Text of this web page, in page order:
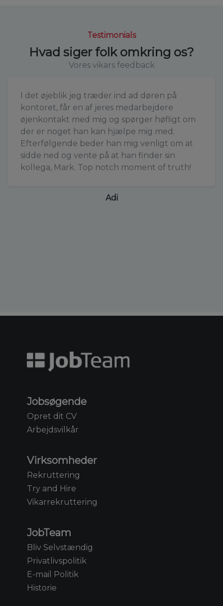
Testimonials
Hvad siger folk omkring os?
Vores vikars feedback
I det øjeblik jeg træder ind ad døren på
kontoret, får en af jeres medarbejdere
øjenkontakt med mig og spørger høfligt om
der er noget han kan hjælpe mig med.
Efterfølgende beder han mig venligt om at
sidde ned og vente på at han finder sin
kollega, Mark. Top notch moment of truth!
Adi
Jobsøgende
Opret dit CV
Arbejdsvilkår
Virksomheder
Rekruttering
Try and Hire
Vikarrekruttering
JobTeam
Bliv Selvstændig
Privatlivspolitik
E-mail Politik
Historie